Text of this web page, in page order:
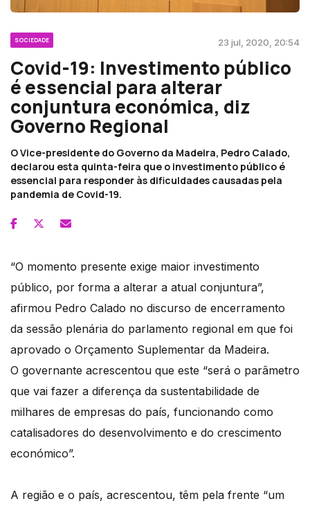
SOCIEDADE 23 jul, 2020, 20:54
Covid-19: Investimento público
é essencial para alterar
conjuntura económica, diz
Governo Regional
O Vice-presidente do Governo da Madeira, Pedro Calado,
declarou esta quinta-feira que o investimento público é
essencial para responder às dificuldades causadas pela
pandemia de Covid-19.
“O momento presente exige maior investimento
público, por forma a alterar a atual conjuntura”,
afirmou Pedro Calado no discurso de encerramento
da sessão plenária do parlamento regional em que foi
aprovado o Orçamento Suplementar da Madeira.
O governante acrescentou que este “será o parâmetro
que vai fazer a diferença da sustentabilidade de
milhares de empresas do país, funcionando como
catalisadores do desenvolvimento e do crescimento
económico”.
A região e o país, acrescentou, têm pela frente “um